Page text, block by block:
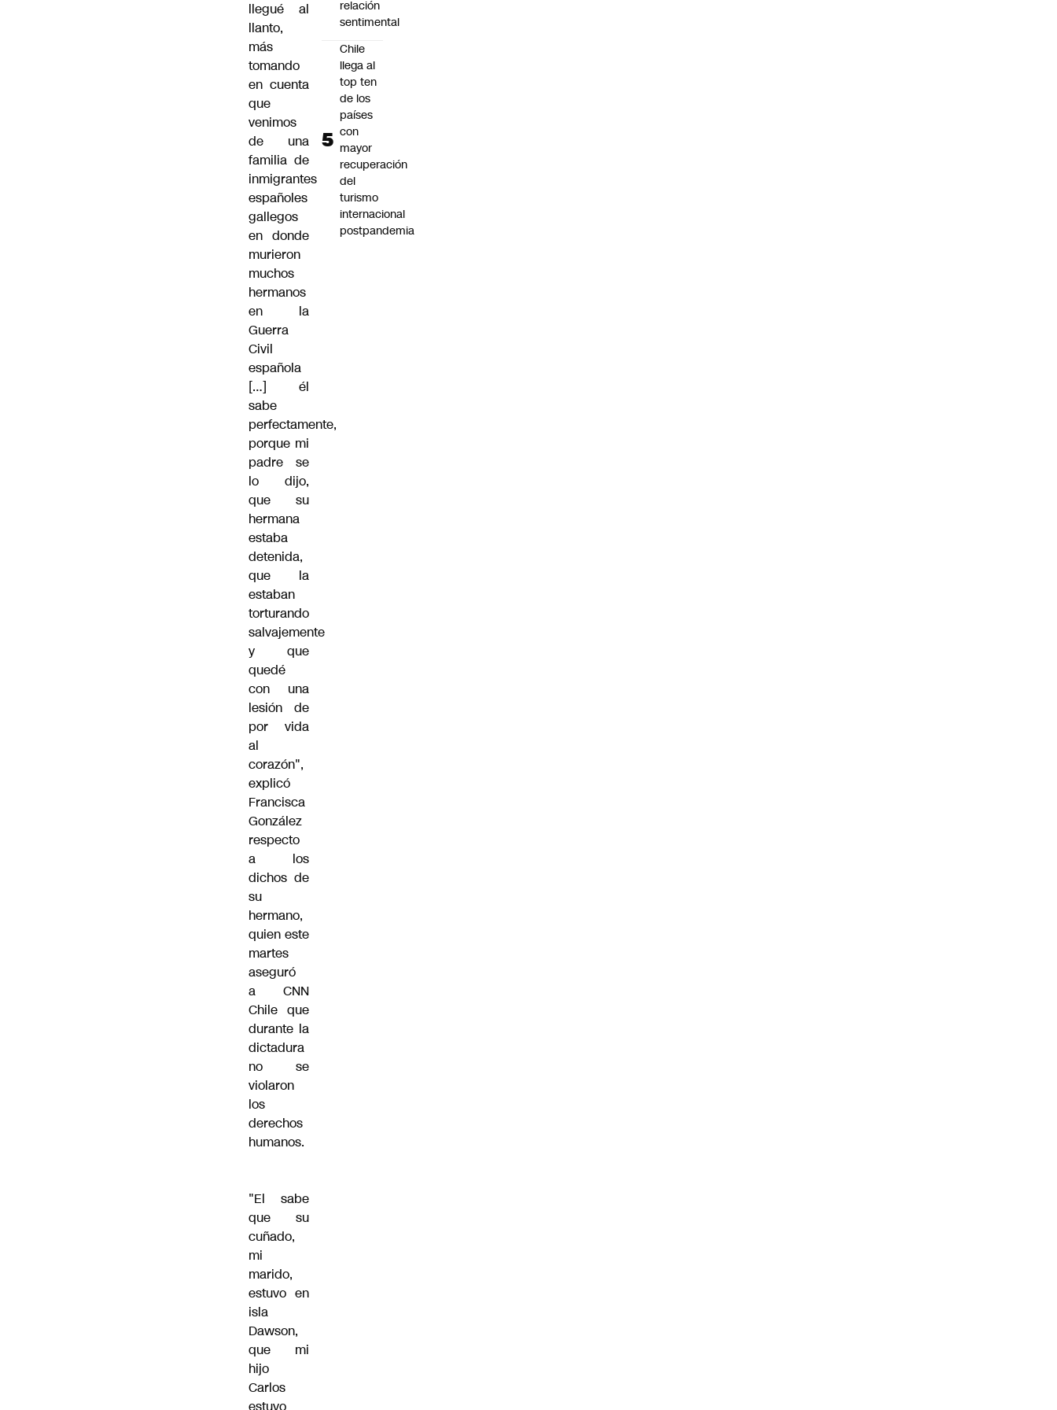
llegué al
llanto,
más
tomando
en cuenta
que
venimos
de una
familia de
inmigrantes
españoles
gallegos
en donde
murieron
muchos
hermanos
en la
Guerra
Civil
española
[…] él
sabe
perfectamente,
porque mi
padre se
lo dijo,
que su
hermana
estaba
detenida,
que la
estaban
torturando
salvajemente
y que
quedé
con una
lesión de
por vida
al
corazón",
explicó
Francisca
González
respecto
a los
dichos de
su
hermano,
quien este
martes
aseguró
a CNN
Chile que
durante la
dictadura
no se
violaron
los
derechos
humanos.
"El sabe
que su
cuñado,
mi
marido,
estuvo en
isla
Dawson,
que mi
hijo
Carlos
estuvo
relación
sentimental
Chile
llega al
top ten
de los
países
con
mayor
recuperación
del
turismo
internacional
postpandemia